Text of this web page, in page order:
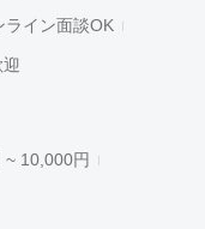
ライン面談OK
~ 10,000円